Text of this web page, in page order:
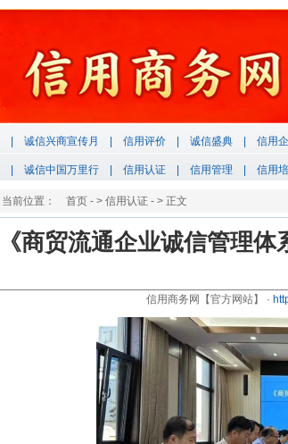
诚信兴商宣传月 信用评价 诚信盛典 信用
诚信中国万里行 信用认证 信用管理 信用
当前位置： 首页 - > 信用认证 - > 正文
《商贸流通企业诚信管理
信用商务网【官方网站】 ·